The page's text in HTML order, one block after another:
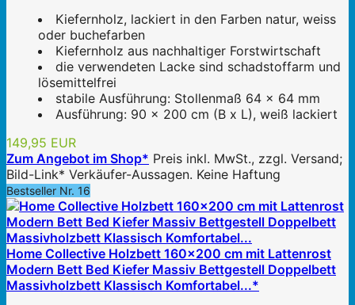
Kiefernholz, lackiert in den Farben natur, weiss
oder buchefarben
Kiefernholz aus nachhaltiger Forstwirtschaft
die verwendeten Lacke sind schadstoffarm und
lösemittelfrei
stabile Ausführung: Stollenmaß 64 x 64 mm
Ausführung: 90 x 200 cm (B x L), weiß lackiert
149,95 EUR
Zum Angebot im Shop* Preis inkl. MwSt., zzgl. Versand;
Bild-Link* Verkäufer-Aussagen. Keine Haftung
Bestseller Nr. 16
Home Collective Holzbett 160x200 cm mit Lattenrost
Modern Bett Bed Kiefer Massiv Bettgestell Doppelbett
Massivholzbett Klassisch Komfortabel...*